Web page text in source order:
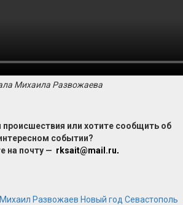
Михаила Развожаева
или хотите сообщить об
событии?
на почту — rksait@mail.ru.
Михаил Развожаев Новый год Севастополь